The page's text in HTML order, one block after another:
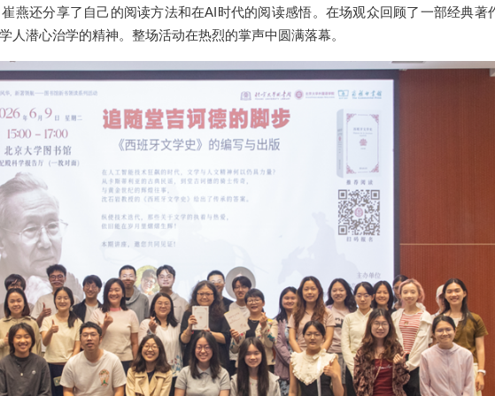
燕还分享了自己的阅读方法和在AI时代的阅读感悟。在场观众回顾了一部经典著
人潜心治学的精神。整场活动在热烈的掌声中圆满落幕。